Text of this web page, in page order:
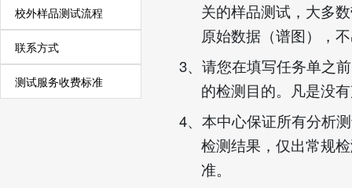
校外样品测试流程
联系方式
测试服务收费标准
关的样品测试，大多
原始数据（谱图），
3、请您在填写任务单之
的检测目的。凡是没
4、本中心保证所有分析
检测结果，仅出常规
准。